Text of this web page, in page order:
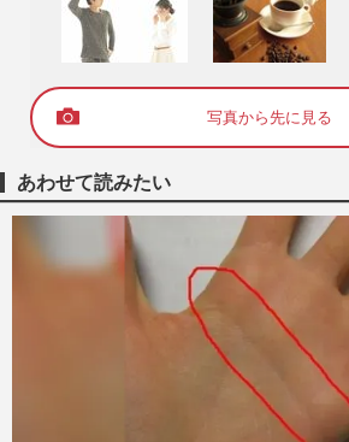
写真から先に見る
あわせて読みたい